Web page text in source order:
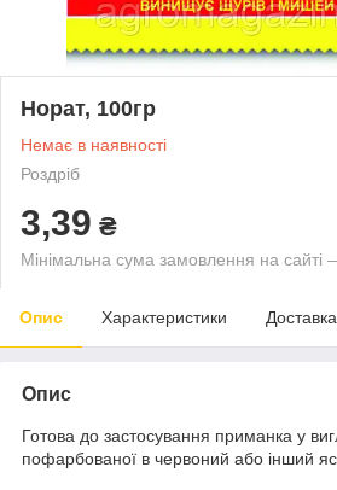
Норат, 100гр
Немає в наявності
Роздріб
3,39 ₴
Мінімальна сума замовлення на сайті
Опис Характеристики Доставка
Опис
Готова до застосування приманка у
пофарбованої в червоний або інший